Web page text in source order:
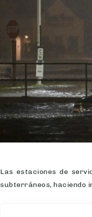
Las estaciones de
subterráneos, haciendo